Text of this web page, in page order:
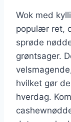
Wok med
populær ret,
sprøde
grøntsager.
hvilket gør
hverdag.